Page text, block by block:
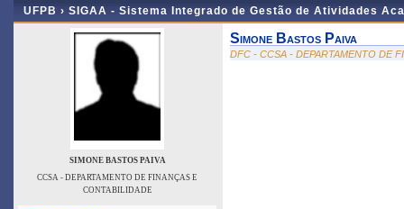
UFPB › SIGAA - Sistema Integrado de Gestão de Atividades
SIMONE BASTOS PAIVA
CCSA - DEPARTAMENTO DE FINANÇAS E
CONTABILIDADE
Simone Bastos Paiva
DFC - CCSA - DEPARTAMENTO DE